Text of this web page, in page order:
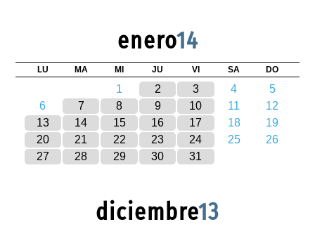
enero14
LU MA MI JU VI SA DO
1 2 3 4
5
6
7 8 9 10 11
12
13
14 15 16 17 18
19
20
21 22 23 24 25
26
27
28 29 30 31
diciembre13